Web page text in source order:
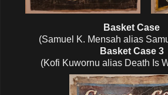
Basket Case
(Samuel K. Mensah alias
Basket Case 3
(Kofi Kuwornu alias Death Is